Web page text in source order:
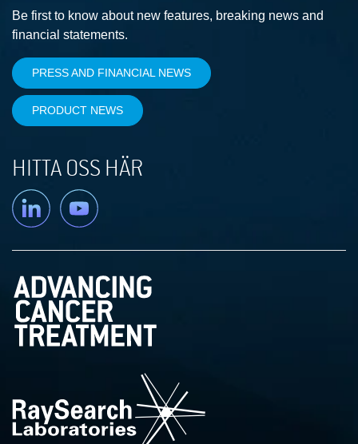
Be first to know about new features, breaking news and
financial statements.
PRESS AND FINANCIAL NEWS
PRODUCT NEWS
HITTA OSS HÄR
Linkedin YouTube